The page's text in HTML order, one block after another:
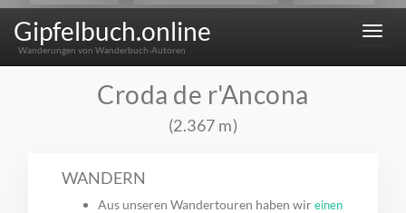
Menu
Gipfelbuch.online
Wanderungen von Wanderbuch-Autoren
Croda de r'Ancona
(2.367 m)
WANDERN
Aus unseren Wandertouren haben wireinen